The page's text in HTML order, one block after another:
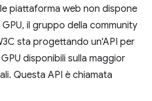
piattaforma web non dispone
il gruppo della community
sta progettando un'API per
disponibili sulla maggior
Questa API è chiamata